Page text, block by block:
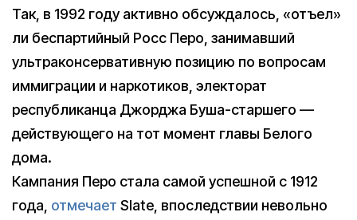
Так, в 1992 году активно обсуждалось, «отъел»
ли беспартийный Росс Перо, занимавший
ультраконсервативную позицию по вопросам
иммиграции и наркотиков, электорат
республиканца Джорджа Буша-старшего —
действующего на тот момент главы Белого
дома.
Кампания Перо стала самой успешной с 1912
года, отмечает Slate, впоследствии невольно